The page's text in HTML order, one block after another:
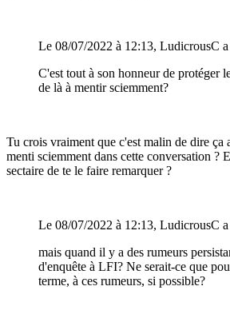
Le 08/07/2022 à 12:13, LudicrousC
C'est tout à son honneur de protéger
de là à mentir sciemment?
Tu crois vraiment que c'est malin de dire ça
menti sciemment dans cette conversation ?
sectaire de te le faire remarquer ?
Le 08/07/2022 à 12:13, LudicrousC
mais quand il y a des rumeurs
d'enquête à LFI? Ne serait-ce que
terme, à ces rumeurs, si possible?